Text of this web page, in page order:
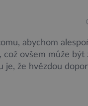
se v květnu roku
[…]
abychom
ovšem může být
je, že hvězdou